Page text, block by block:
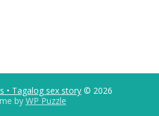
• Tagalog sex story © 2026
by WP Puzzle